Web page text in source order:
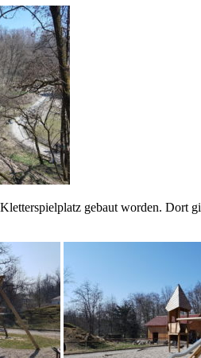
gebaut worden. Dort